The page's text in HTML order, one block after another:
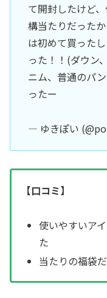
て開封したけど
構当たりだった
は初めて買った
った！！(ダウン
ニム、普通のパ
ったー
— ゆきぽい
【口コミ】
使いやすいア
た
当たりの福袋